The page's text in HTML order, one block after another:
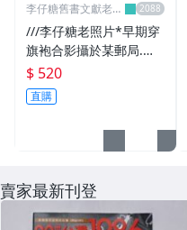
明星錄
懷舊童玩
二手DVD/VCD
攝影集
李仔糖舊書文獻老照
///李仔糖老照片*早期穿
旗袍合影攝於某郵局.電
信局前合影老照片(k361-
4)
$ 520
直購
賣家最新刊登